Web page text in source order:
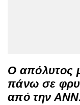
Ο απόλυτος
πάνω σε
από την